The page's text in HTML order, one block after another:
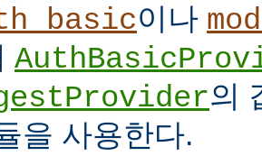
이나
의
을 사용한다.